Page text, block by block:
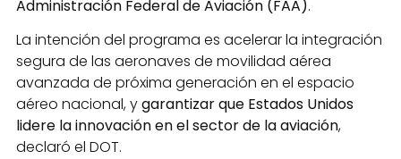
Administración Federal de Aviación (FAA).
La intención del programa es acelerar la integración
segura de las aeronaves de movilidad aérea
avanzada de próxima generación en el espacio
aéreo nacional, ygarantizar que Estados Unidos
lidere la innovación en el sector de la aviación,
declaró el DOT.